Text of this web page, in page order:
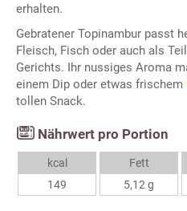
erhalten.
Gebratener Topinambur passt
Fleisch, Fisch oder auch als
Gerichts. Ihr nussiges Aroma
einem Dip oder etwas frischem
tollen Snack.
Nährwert pro Portion
kcal
149
Fett
5,12 g